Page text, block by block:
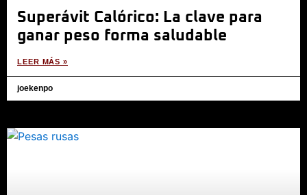
Superávit Calórico: La clave para
ganar peso forma saludable
LEER MÁS »
joekenpo